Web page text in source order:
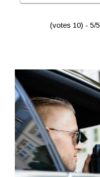
5/5 - (10 votes)